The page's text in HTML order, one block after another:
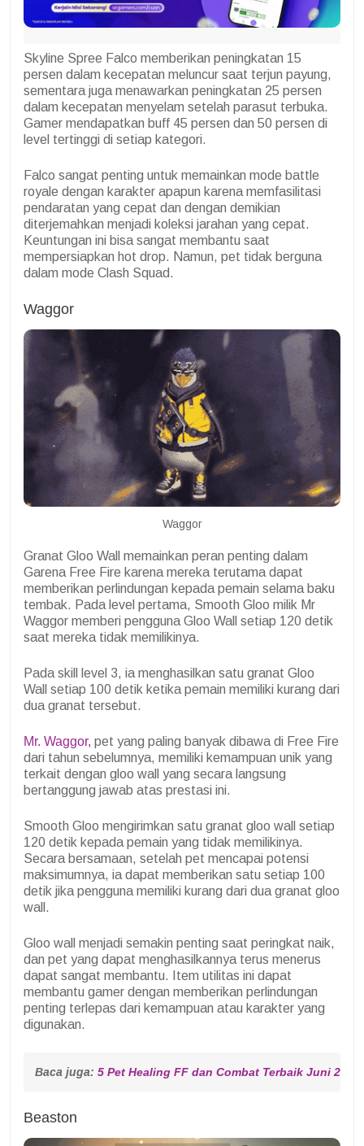
Skyline Spree Falco memberikan peningkatan 15
persen dalam kecepatan meluncur saat terjun payung,
sementara juga menawarkan peningkatan 25 persen
dalam kecepatan menyelam setelah parasut terbuka.
Gamer mendapatkan buff 45 persen dan 50 persen di
level tertinggi di setiap kategori.
Falco sangat penting untuk memainkan mode battle
royale dengan karakter apapun karena memfasilitasi
pendaratan yang cepat dan dengan demikian
diterjemahkan menjadi koleksi jarahan yang cepat.
Keuntungan ini bisa sangat membantu saat
mempersiapkan hot drop. Namun, pet tidak berguna
dalam mode Clash Squad.
Waggor
Waggor
Granat Gloo Wall memainkan peran penting dalam
Garena Free Fire karena mereka terutama dapat
memberikan perlindungan kepada pemain selama baku
tembak. Pada level pertama, Smooth Gloo milik Mr
Waggor memberi pengguna Gloo Wall setiap 120 detik
saat mereka tidak memilikinya.
Pada skill level 3, ia menghasilkan satu granat Gloo
Wall setiap 100 detik ketika pemain memiliki kurang dari
dua granat tersebut.
Mr. Waggor, pet yang paling banyak dibawa di Free Fire
dari tahun sebelumnya, memiliki kemampuan unik yang
terkait dengan gloo wall yang secara langsung
bertanggung jawab atas prestasi ini.
Smooth Gloo mengirimkan satu granat gloo wall setiap
120 detik kepada pemain yang tidak memilikinya.
Secara bersamaan, setelah pet mencapai potensi
maksimumnya, ia dapat memberikan satu setiap 100
detik jika pengguna memiliki kurang dari dua granat gloo
wall.
Gloo wall menjadi semakin penting saat peringkat naik,
dan pet yang dapat menghasilkannya terus menerus
dapat sangat membantu. Item utilitas ini dapat
membantu gamer dengan memberikan perlindungan
penting terlepas dari kemampuan atau karakter yang
digunakan.
Baca juga: 5 Pet Healing FF dan Combat Terbaik Juni 2022
Beaston